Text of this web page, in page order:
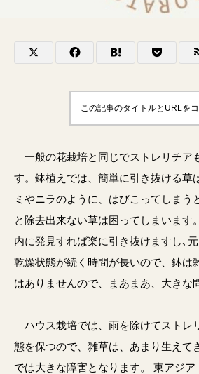
この記事のタイトルとURLを
一般の花栽培と同じでストレリチア
す。鉢植えでは、簡単に引き抜ける草
ミやニラのように、はびこってしまう
と除去出来ない草は困ってしまいます
内に発見すれば楽に引き抜けますし､
乾燥状態が続く時間が長いので、鉢は
はありませんので、まあまあ、大きな
ハウス栽培では、雨を除けてストレ
態を保つので、雑草は、あまり生えて
では大きな障害となります。 東アジア